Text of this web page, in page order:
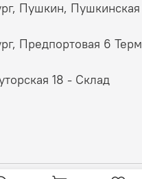
Пушкин, Пушкинская
Предпортовая 6
18 - Склад